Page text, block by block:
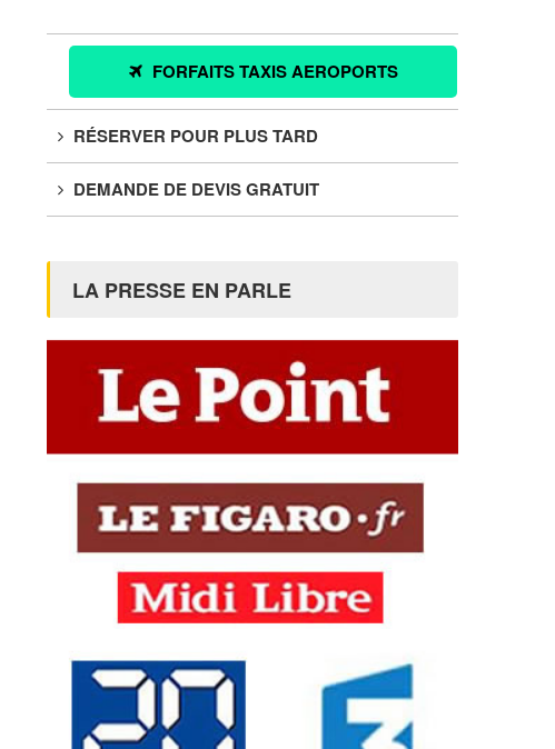
FORFAITS TAXIS AEROPORTS
RÉSERVER POUR PLUS TARD
DEMANDE DE DEVIS GRATUIT
LA PRESSE EN PARLE